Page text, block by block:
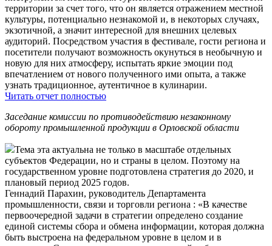
территории за счет того, что он является отражением местной
культуры, потенциально незнакомой и, в некоторых случаях,
экзотичной, а значит интересной для внешних целевых
аудиторий. Посредством участия в фестивале, гости региона и
посетители получают возможность окунуться в необычную и
новую для них атмосферу, испытать яркие эмоции под
впечатлением от нового полученного ими опыта, а также
узнать традиционное, аутентичное в кулинарии.
Читать отчет полностью
Заседание комиссии по противодействию незаконному
обороту промышленной продукции в Орловской области
Тема эта актуальна не только в масштабе отдельных
субъектов Федерации, но и страны в целом. Поэтому на
государственном уровне подготовлена стратегия до 2020, и
плановый период 2025 годов.
Геннадий Парахин, руководитель Департамента
промышленности, связи и торговли региона : «В качестве
первоочередной задачи в стратегии определено создание
единой системы сбора и обмена информации, которая должна
быть выстроена на федеральном уровне в целом и в